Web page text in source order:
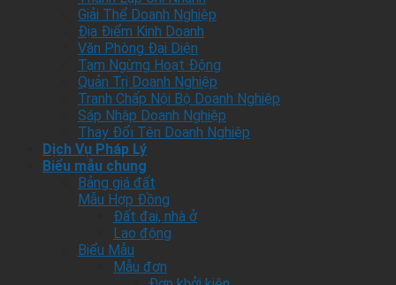
Giải Thể Doanh Nghiệp
Địa Điểm Kinh Doanh
Văn Phòng Đại Diện
Tạm Ngừng Hoạt Động
Quản Trị Doanh Nghiệp
Tranh Chấp Nội Bộ Doanh Nghiệp
Sáp Nhập Doanh Nghiệp
Thay Đổi Tên Doanh Nghiệp
Dịch Vụ Pháp Lý
Biểu mẫu chung
Bảng giá đất
Mẫu Hợp Đồng
Đất đai, nhà ở
Lao động
Biểu Mẫu
Mẫu đơn